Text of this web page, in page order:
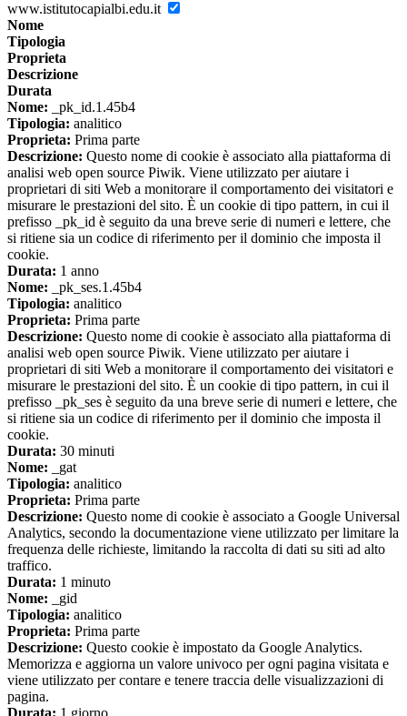
www.istitutocapialbi.edu.it
Nome
Tipologia
Proprieta
Descrizione
Durata
Nome: _pk_id.1.45b4
Tipologia: analitico
Proprieta: Prima parte
Descrizione: Questo nome di cookie è associato alla piattaforma di
analisi web open source Piwik. Viene utilizzato per aiutare i
proprietari di siti Web a monitorare il comportamento dei visitatori e
misurare le prestazioni del sito. È un cookie di tipo pattern, in cui il
prefisso _pk_id è seguito da una breve serie di numeri e lettere, che
si ritiene sia un codice di riferimento per il dominio che imposta il
cookie.
Durata: 1 anno
Nome: _pk_ses.1.45b4
Tipologia: analitico
Proprieta: Prima parte
Descrizione: Questo nome di cookie è associato alla piattaforma di
analisi web open source Piwik. Viene utilizzato per aiutare i
proprietari di siti Web a monitorare il comportamento dei visitatori e
misurare le prestazioni del sito. È un cookie di tipo pattern, in cui il
prefisso _pk_ses è seguito da una breve serie di numeri e lettere, che
si ritiene sia un codice di riferimento per il dominio che imposta il
cookie.
Durata: 30 minuti
Nome: _gat
Tipologia: analitico
Proprieta: Prima parte
Descrizione: Questo nome di cookie è associato a Google Universal
Analytics, secondo la documentazione viene utilizzato per limitare la
frequenza delle richieste, limitando la raccolta di dati su siti ad alto
traffico.
Durata: 1 minuto
Nome: _gid
Tipologia: analitico
Proprieta: Prima parte
Descrizione: Questo cookie è impostato da Google Analytics.
Memorizza e aggiorna un valore univoco per ogni pagina visitata e
viene utilizzato per contare e tenere traccia delle visualizzazioni di
pagina.